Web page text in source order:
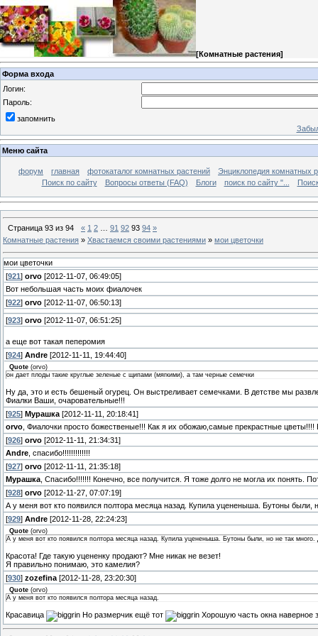
[Комнатные растения]
Форма входа
Логин:
Пароль:
запомнить
Меню сайта
форум главная фотокаталог комнатных растений
Энциклопедия комнатных
Поиск по сайту
Вопросы ответы (FAQ) Блоги поиск по сайту "...
Страница 93 из 94 « 1 2 91 92 93 94 »
Комнатные растения » Хвастаемся своими растениями » мои цветочки
мои цветочки
[921] orvo [2012-11-07, 06:49:05]
Вот небольшая часть моих фиалочек
[922] orvo [2012-11-07, 06:50:13]
[923] orvo [2012-11-07, 06:51:25]
а еще вот такая пеперомия
[924] Andre [2012-11-11, 19:44:40]
Quote (orvo)
он дает плоды такие круглые зеленые с щипами (мягкими), а там черные семечки
Ну да, это и есть бешеный огурец. Он выстреливает семечками. В детстве мы
Фиалки Ваши, очаровательные!!!
[925] Мурашка [2012-11-11, 20:18:41]
orvo , Фиалочки просто божественые!!! Как я их обожаю,самые прекрастные
[926] orvo [2012-11-11, 21:34:31]
Andre , спасибо!!!!!!!!!!!!!
[927] orvo [2012-11-11, 21:35:18]
Мурашка , Спасибо!!!!!!! Конечно, все получится. Я тоже долго не могла их понять.
[928] orvo [2012-11-27, 07:07:19]
А у меня вот кто появился полтора месяца назад. Купила уцененыша. Бутоны были,
[929] Andre [2012-11-28, 22:24:23]
Quote (orvo)
А у меня вот кто появился полтора месяца назад. Купила уцененыша. Бутоны были, но не так
Красота! Где такую уцененку продают? Мне никак не везет!
Я правильно понимаю, это камелия?
[930] zozefina [2012-11-28, 23:20:30]
Quote (orvo)
А у меня вот кто появился полтора месяца назад.
Красавица Но размерчик ещё тот Хорошую часть окна наверное